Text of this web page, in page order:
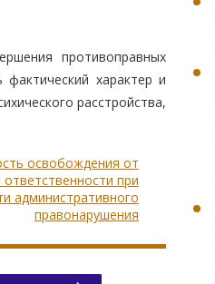
противоправных
характер и
расстройства,
освобождения от
при
административного
правонарушения